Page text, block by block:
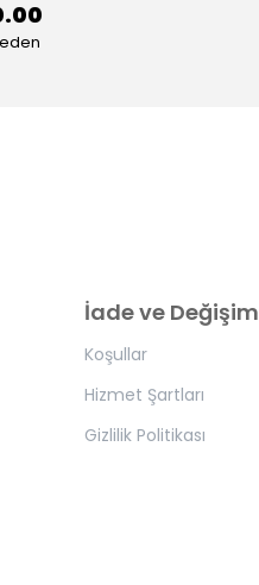
İade ve Değişim
Koşullar
Hizmet Şartları
Gizlilik Politikası